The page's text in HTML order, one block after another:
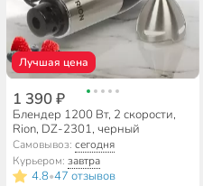
Лучшая цена
1 390 ₽
Блендер 1200 Вт, 2 скорости,
Rion, DZ-2301, черный
Самовывоз:сегодня
Курьером:завтра
4.8•47 отзывов